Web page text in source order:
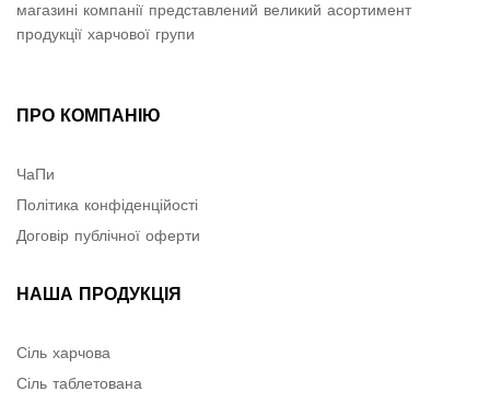
магазині компанії представлений великий асортимент
продукції харчової групи
ПРО КОМПАНІЮ
ЧаПи
Політика конфіденційості
Договір публічної оферти
НАША ПРОДУКЦІЯ
Сіль харчова
Сіль таблетована